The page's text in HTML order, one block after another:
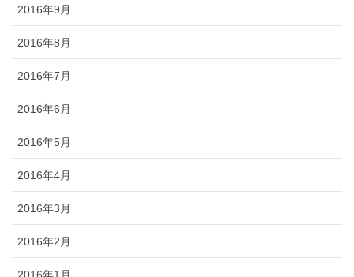
2016年9月
2016年8月
2016年7月
2016年6月
2016年5月
2016年4月
2016年3月
2016年2月